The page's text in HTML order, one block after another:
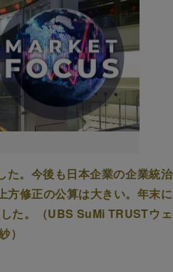
た。今後も日本企業の企業統治
方修正の公算は大きい。年末に
た。（UBS SuMi TRUSTウェ
）